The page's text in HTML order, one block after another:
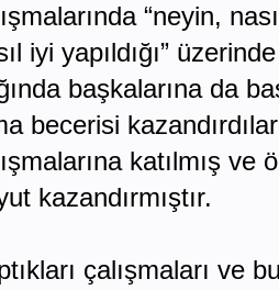
“neyin,
iyi yapıldığı”
başkalarına da
becerisi
katılmış
kazandırmıştır.
çalışmaları ve